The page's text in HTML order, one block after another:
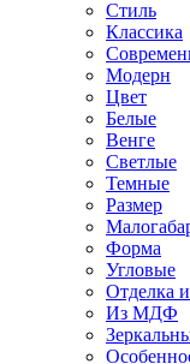
Стиль
Классика
Модерн
Цвет
Белые
Венге
Светлые
Темные
Размер
Форма
Угловые
Отделка
Из МДФ